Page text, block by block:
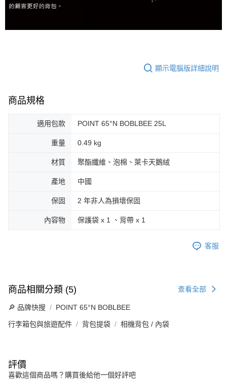
顯示電腦版詳細說明
商品規格
適用包款 POINT 65°N BOBLBEE 25L
重量 0.49 kg
材質 聚酯纖維、泡棉、萊卡天鵝絨
產地 中國
保固 2 年非人為損壞保固
內容物 保護袋 x 1 、背帶 x 1
客服
商品相關分類 (5) 查看全部
🔎 品牌快搜 POINT 65°N BOBLBEE
行李箱包與旅遊配件 背包提袋 相機背包 / 內袋
評價
喜歡這個商品嗎？購買後給他一個好評吧